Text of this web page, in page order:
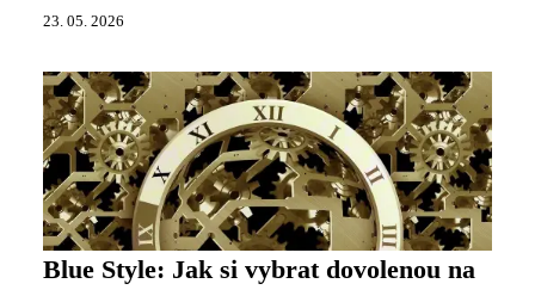
23. 05. 2026
Blue Style: Jak si vybrat dovolenou na